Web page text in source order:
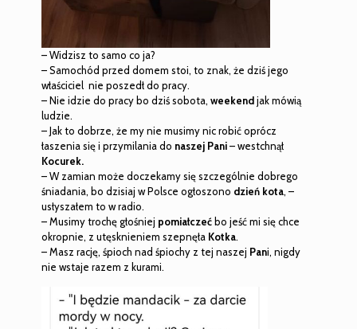
– Widzisz to samo co ja?
– Samochód przed domem stoi, to znak, że dziś jego
właściciel nie poszedł do pracy.
– Nie idzie do pracy bo dziś sobota, weekendjak mówią
ludzie.
– Jak to dobrze, że my nie musimy nic robić oprócz
łaszenia się i przymilania do naszej Pani– westchnął
Kocurek.
– W zamian może doczekamy się szczególnie dobrego
śniadania, bo dzisiaj w Polsce ogłoszono dzień kota, –
usłyszałem to w radio.
– Musimy trochę głośniej pomiałczećbo jeść mi się chce
okropnie, z utęsknieniem szepnęła Kotka.
– Masz rację, śpioch nad śpiochy z tej naszej Pani, nigdy
nie wstaje razem z kurami.